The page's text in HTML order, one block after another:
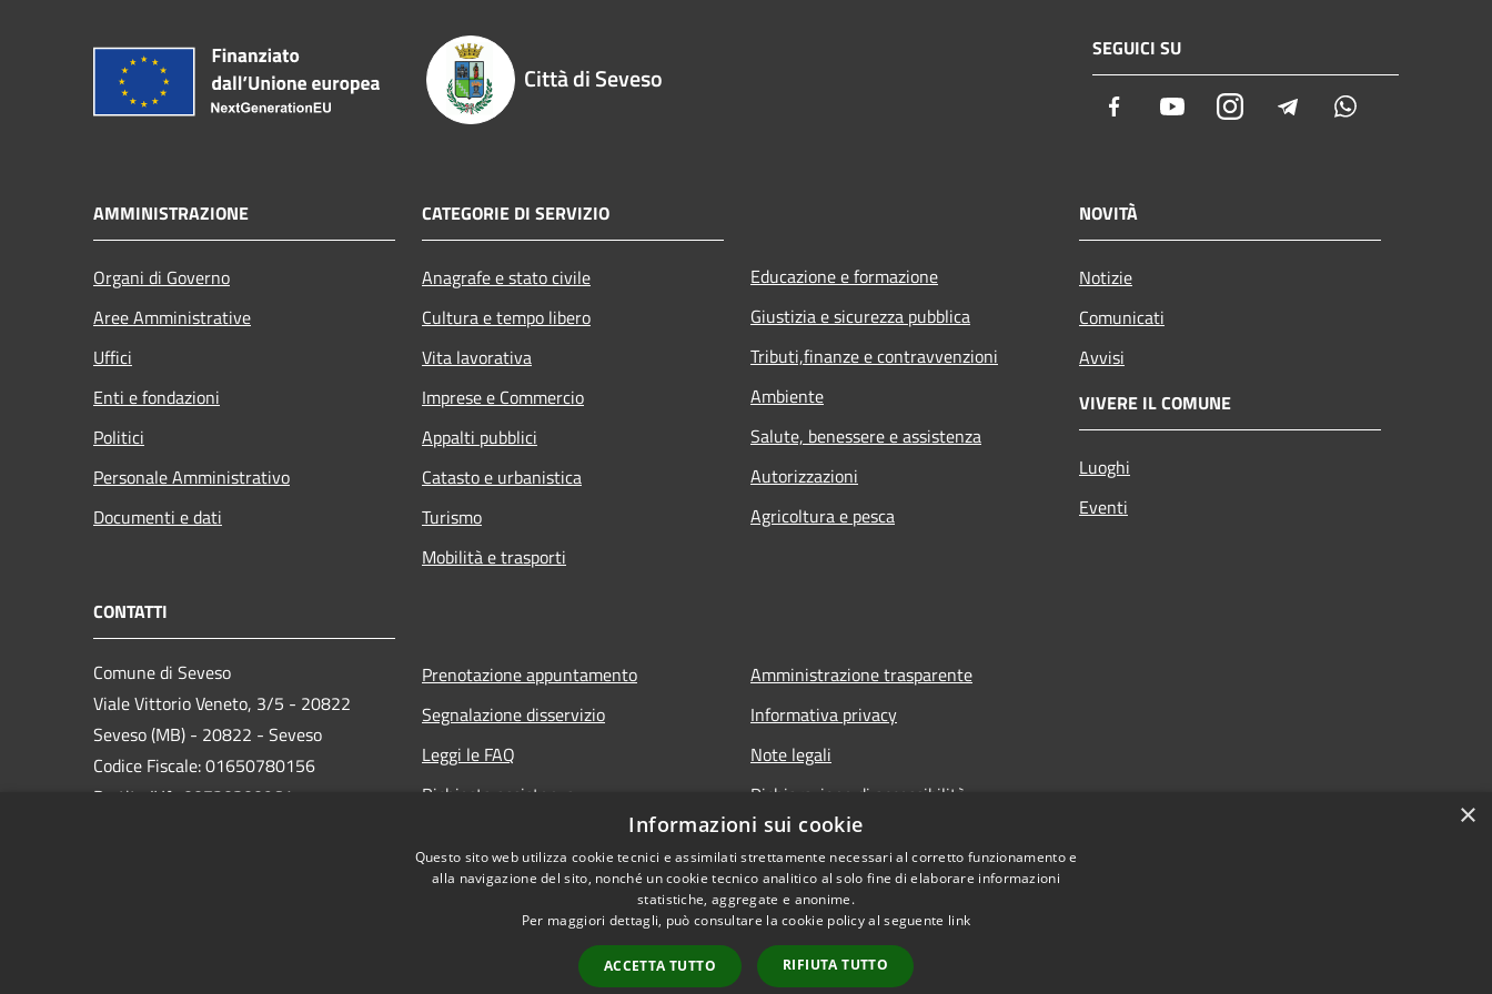
Città di Seveso
SEGUICI SU
Facebook YoutubeInstagramTelegram
AMMINISTRAZIONE
Organi di Governo
Aree Amministrative
Uffici
Enti e fondazioni
Politici
Personale Amministrativo
Documenti e dati
CATEGORIE DI SERVIZIO
Anagrafe e stato civile
Cultura e tempo libero
Vita lavorativa
Imprese e Commercio
Appalti pubblici
Catasto e urbanistica
Turismo
Mobilità e trasporti
Educazione e formazione
Giustizia e sicurezza pubblica
Tributi,finanze e contravvenzioni
Ambiente
Salute, benessere e assistenza
Autorizzazioni
Agricoltura e pesca
NOVITÀ
Notizie
Comunicati
Avvisi
VIVERE IL COMUNE
Luoghi
Eventi
CONTATTI
Comune di Seveso
Viale Vittorio Veneto, 3/5 - 20822
Seveso (MB) - 20822 - Seveso
Codice Fiscale: 01650780156
Partita IVA: 00720300961
Prenotazione appuntamento
Segnalazione disservizio
Leggi le FAQ
Richiesta assistenza
Amministrazione trasparente
Informativa privacy
Note legali
Dichiarazione di accessibilità
×
Informazioni sui cookie
Questo sito web utilizza cookie tecnici e assimilati strettamente necessari al corretto funzionamento e
alla navigazione del sito, nonché un cookie tecnico analitico al solo fine di elaborare informazioni
statistiche, aggregate e anonime.
Per maggiori dettagli, può consultare la cookie policy al seguente link
ACCETTA TUTTO RIFIUTA TUTTO